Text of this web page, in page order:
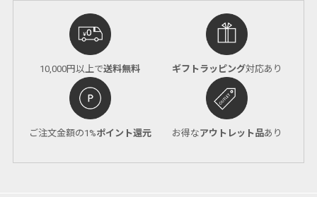
10,000円以上で送料無料 ギフトラッピング対応あり
ご注文金額の1%ポイント還元 お得なアウトレット品あり